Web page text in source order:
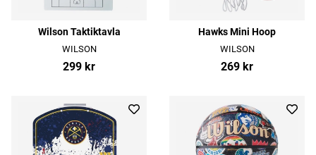
Wilson Taktiktavla
WILSON
299 kr
Hawks Mini Hoop
WILSON
269 kr